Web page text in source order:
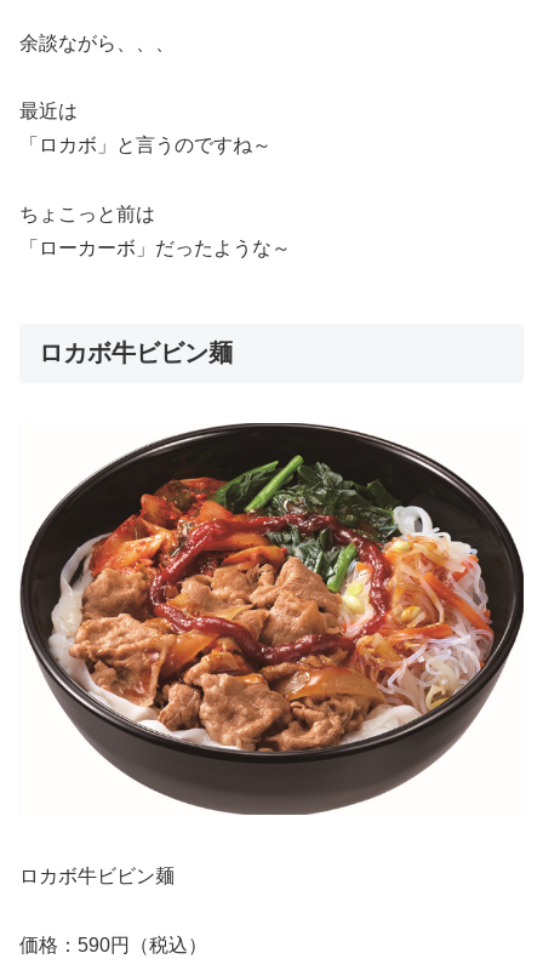
余談ながら、、、
最近は
「ロカボ」と言うのですね～
ちょこっと前は
「ローカーボ」だったような～
ロカボ牛ビビン麺
ロカボ牛ビビン麺
価格：590円（税込）